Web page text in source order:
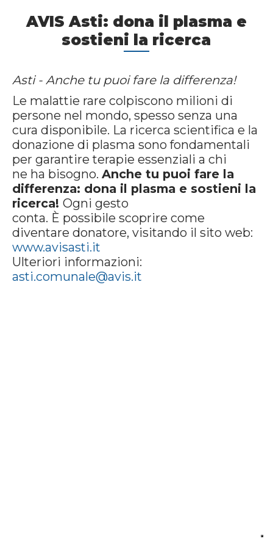
AVIS Asti: dona il plasma e
sostieni la ricerca
Asti - Anche tu puoi fare la differenza!
Le malattie rare colpiscono milioni di
persone nel mondo, spesso senza una
cura disponibile. La ricerca scientifica e la
donazione di plasma sono fondamentali
per garantire terapie essenziali a chi
ne ha bisogno. Anche tu puoi fare la
differenza: dona il plasma e sostieni la
ricerca! Ogni gesto
conta. È possibile scoprire come
diventare donatore, visitando il sito web:
www.avisasti.it
Ulteriori informazioni:
asti.comunale@avis.it